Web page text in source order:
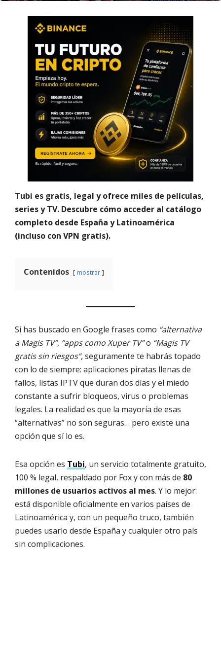
Tubi es gratis, legal y ofrece miles de películas,
series y TV. Descubre cómo acceder al catálogo
completo desde España y Latinoamérica
(incluso con VPN gratis).
Contenidos mostrar
Si has buscado en Google frases como “alternativa
a Magis TV”, “apps como Xuper TV”o “Magis TV
gratis sin riesgos”, seguramente te habrás topado
con lo de siempre: aplicaciones piratas llenas de
fallos, listas IPTV que duran dos días y el miedo
constante a sufrir bloqueos, virus o problemas
legales. La realidad es que la mayoría de esas
“alternativas” no son seguras… pero existe una
opción que sí lo es.
Esa opción es Tubi, un servicio totalmente gratuito,
100 % legal, respaldado por Fox y con más de 80
millones de usuarios activos al mes. Y lo mejor:
está disponible oficialmente en varios países de
Latinoamérica y, con un pequeño truco, también
puedes usarlo desde España y cualquier otro país
sin complicaciones.